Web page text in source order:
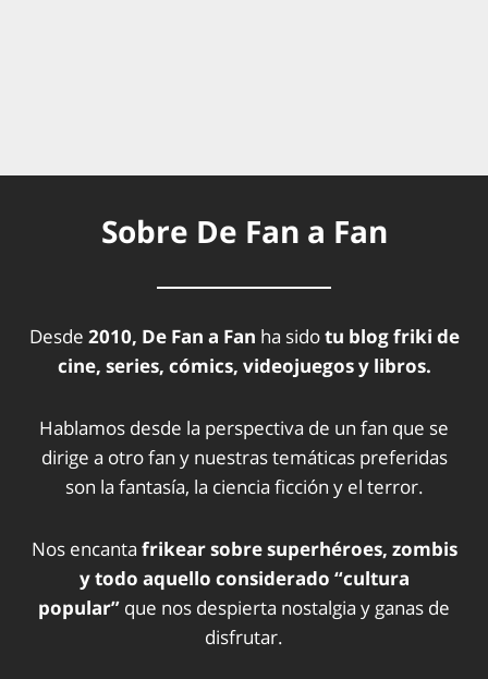
Sobre De Fan a Fan
Desde 2010, De Fan a Fan ha sidotu blog friki de
cine, series, cómics, videojuegos y libros.
Hablamos desde la perspectiva de un fan que se
dirige a otro fan y nuestras temáticas preferidas
son la fantasía, la ciencia ficción y el terror.
Nos encanta frikear sobre superhéroes, zombis
y todo aquello considerado “cultura
popular” que nos despierta nostalgia y ganas de
disfrutar.